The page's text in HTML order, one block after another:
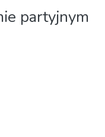
partyjnym